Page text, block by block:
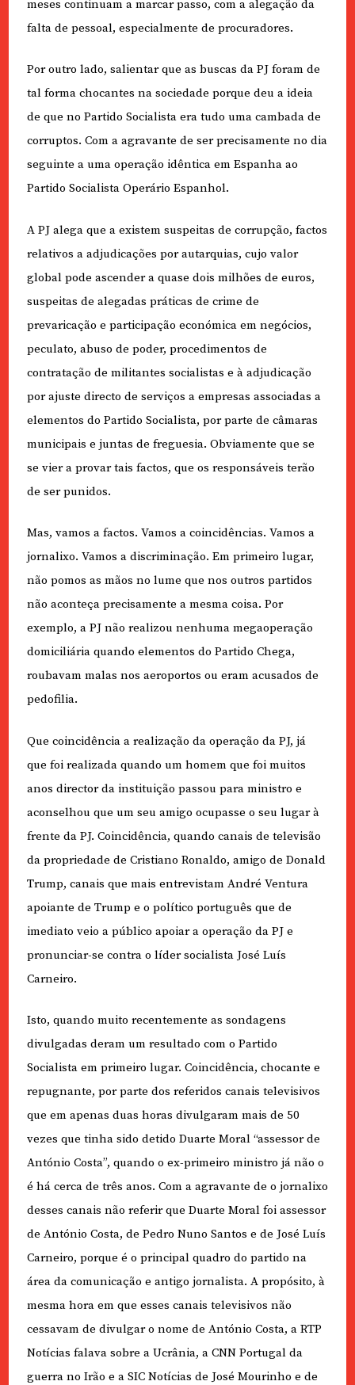
meses continuam a marcar passo, com a alegação da
falta de pessoal, especialmente de procuradores.
Por outro lado, salientar que as buscas da PJ foram de
tal forma chocantes na sociedade porque deu a ideia
de que no Partido Socialista era tudo uma cambada de
corruptos. Com a agravante de ser precisamente no dia
seguinte a uma operação idêntica em Espanha ao
Partido Socialista Operário Espanhol.
A PJ alega que a existem suspeitas de corrupção, factos
relativos a adjudicações por autarquias, cujo valor
global pode ascender a quase dois milhões de euros,
suspeitas de alegadas práticas de crime de
prevaricação e participação económica em negócios,
peculato, abuso de poder, procedimentos de
contratação de militantes socialistas e à adjudicação
por ajuste directo de serviços a empresas associadas a
elementos do Partido Socialista, por parte de câmaras
municipais e juntas de freguesia. Obviamente que se
se vier a provar tais factos, que os responsáveis terão
de ser punidos.
Mas, vamos a factos. Vamos a coincidências. Vamos a
jornalixo. Vamos a discriminação. Em primeiro lugar,
não pomos as mãos no lume que nos outros partidos
não aconteça precisamente a mesma coisa. Por
exemplo, a PJ não realizou nenhuma megaoperação
domiciliária quando elementos do Partido Chega,
roubavam malas nos aeroportos ou eram acusados de
pedofilia.
Que coincidência a realização da operação da PJ, já
que foi realizada quando um homem que foi muitos
anos director da instituição passou para ministro e
aconselhou que um seu amigo ocupasse o seu lugar à
frente da PJ. Coincidência, quando canais de televisão
da propriedade de Cristiano Ronaldo, amigo de Donald
Trump, canais que mais entrevistam André Ventura
apoiante de Trump e o político português que de
imediato veio a público apoiar a operação da PJ e
pronunciar-se contra o líder socialista José Luís
Carneiro.
Isto, quando muito recentemente as sondagens
divulgadas deram um resultado com o Partido
Socialista em primeiro lugar. Coincidência, chocante e
repugnante, por parte dos referidos canais televisivos
que em apenas duas horas divulgaram mais de 50
vezes que tinha sido detido Duarte Moral “assessor de
António Costa”, quando o ex-primeiro ministro já não o
é há cerca de três anos. Com a agravante de o jornalixo
desses canais não referir que Duarte Moral foi assessor
de António Costa, de Pedro Nuno Santos e de José Luís
Carneiro, porque é o principal quadro do partido na
área da comunicação e antigo jornalista. A propósito, à
mesma hora em que esses canais televisivos não
cessavam de divulgar o nome de António Costa, a RTP
Notícias falava sobre a Ucrânia, a CNN Portugal da
guerra no Irão e a SIC Notícias de José Mourinho e de